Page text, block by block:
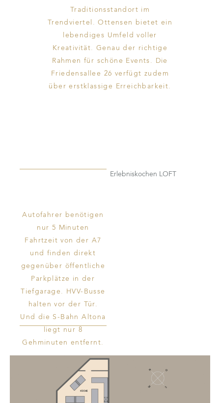
Traditionsstandort im
Trendviertel. Ottensen bietet ein
lebendiges Umfeld voller
Kreativität. Genau der richtige
Rahmen für schöne Events. Die
Friedensallee 26 verfügt zudem
über erstklassige Erreichbarkeit.
Autofahrer benötigen
nur 5 Minuten
Fahrtzeit von der A7
und finden direkt
gegenüber öffentliche
Parkplätze in der
Tiefgarage. HVV-Busse
halten vor der Tür.
Und die S-Bahn Altona
liegt nur 8
Gehminuten entfernt.
Erlebniskochen LOFT